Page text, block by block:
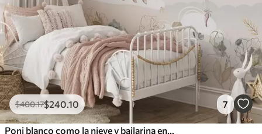
$400.17$240 .10 7